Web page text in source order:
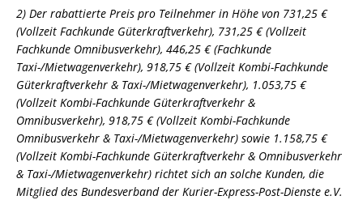
2) Der rabattierte Preis pro Teilnehmer in Höhe von 731,25 €
(Vollzeit Fachkunde Güterkraftverkehr), 731,25 € (Vollzeit
Fachkunde Omnibusverkehr), 446,25 € (Fachkunde
Taxi-/Mietwagenverkehr), 918,75 € (Vollzeit Kombi-Fachkunde
Güterkraftverkehr & Taxi-/Mietwagenverkehr), 1.053,75 €
(Vollzeit Kombi-Fachkunde Güterkraftverkehr &
Omnibusverkehr), 918,75 € (Vollzeit Kombi-Fachkunde
Omnibusverkehr & Taxi-/Mietwagenverkehr) sowie 1.158,75 €
(Vollzeit Kombi-Fachkunde Güterkraftverkehr & Omnibusverkehr
& Taxi-/Mietwagenverkehr) richtet sich an solche Kunden, die
Mitglied des Bundesverband der Kurier-Express-Post-Dienste e.V.